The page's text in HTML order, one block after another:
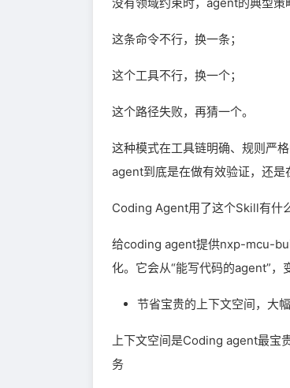
这条命令不行，换一条；
这个工具不行，换一个；
这个路径失败，再猜一个。
这种模式在工具链明确、规则严
agent到底是在做有效验证，还是
Coding Agent用了这个Skill有什
给coding agent提供nxp-mcu-
化。它会从“能写代码的agent”，
节省宝贵的上下文空间，大
上下文空间是Coding agent最宝
务